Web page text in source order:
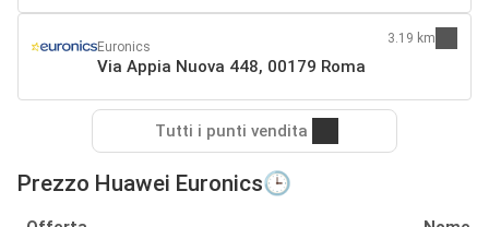
Euronics
Via Appia Nuova 448, 00179 Roma
3.19 km
Tutti i punti vendita
Prezzo Huawei Euronics🕒